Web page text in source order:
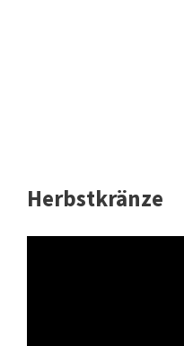
Herbstkränze